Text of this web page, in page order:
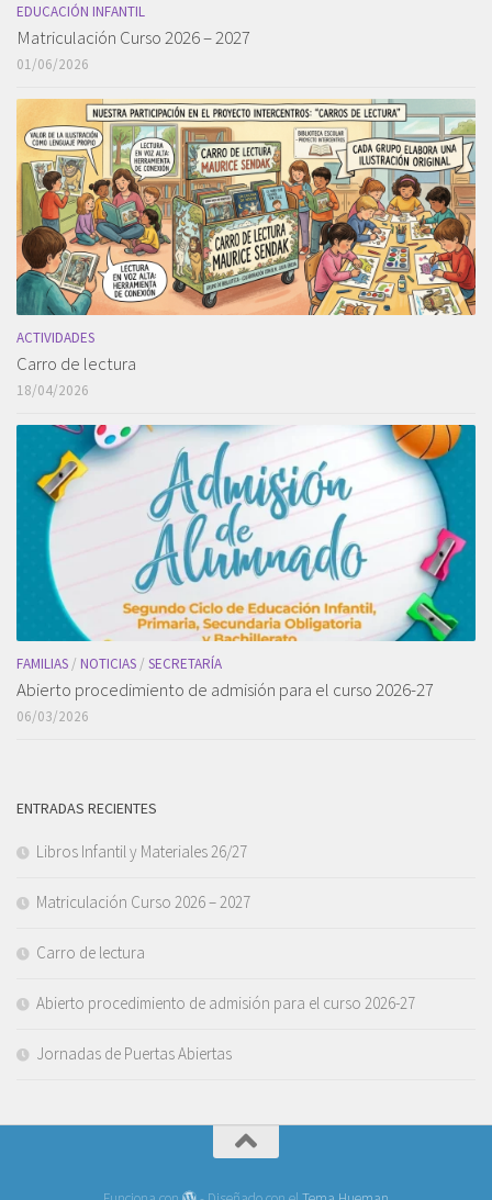
EDUCACIÓN INFANTIL
Matriculación Curso 2026 – 2027
01/06/2026
ACTIVIDADES
Carro de lectura
18/04/2026
FAMILIAS / NOTICIAS / SECRETARÍA
Abierto procedimiento de admisión para el curso 2026-27
06/03/2026
ENTRADAS RECIENTES
Libros Infantil y Materiales 26/27
Matriculación Curso 2026 – 2027
Carro de lectura
Abierto procedimiento de admisión para el curso 2026-27
Jornadas de Puertas Abiertas